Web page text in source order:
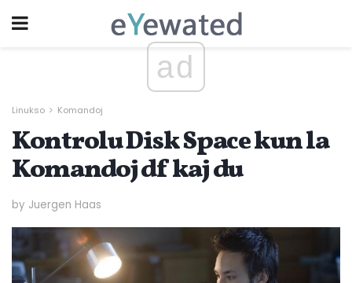
ad
Linukso Komandoj
Kontrolu Disk Space kun la
Komandoj df kaj du
by Juergen Haas